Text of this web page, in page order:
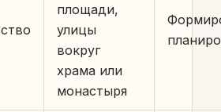
площади,
улицы
вокруг
храма или
монастыря